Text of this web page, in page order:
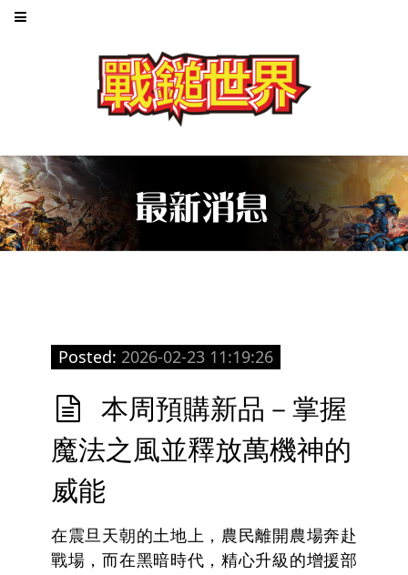
Posted: 2026-02-23 11:19:26
本周預購新品－掌握
魔法之風並釋放萬機神的
威能
在震旦天朝的土地上，農民離開農場奔赴
戰場，而在黑暗時代，精心升級的增援部